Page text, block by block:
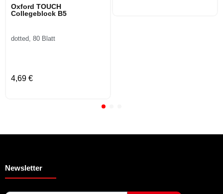
Oxford TOUCH
Collegeblock B5
dotted, 80 Blatt
4,69 €
Newsletter